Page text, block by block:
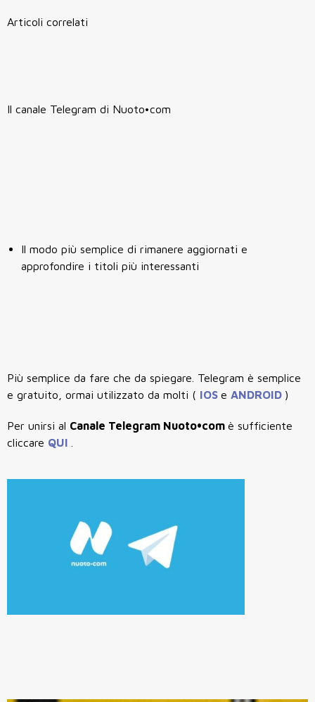
Articoli correlati
Il canale Telegram di Nuoto•com
Il modo più semplice di rimanere aggiornati e
approfondire i titoli più interessanti
Più semplice da fare che da spiegare. Telegram è semplice
e gratuito, ormai utilizzato da molti ( IOS e ANDROID )
Per unirsi al Canale Telegram Nuoto•com è sufficiente
cliccare QUI